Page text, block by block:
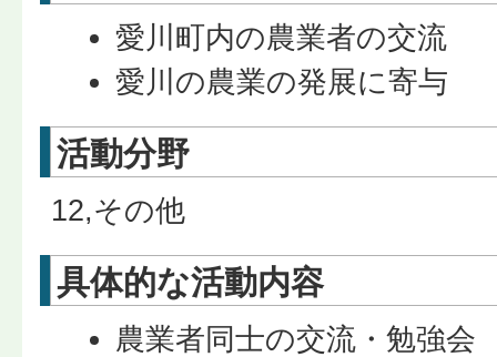
愛川町内の農業者の交流
愛川の農業の発展に寄与
活動分野
12,その他
具体的な活動内容
農業者同士の交流・勉強会